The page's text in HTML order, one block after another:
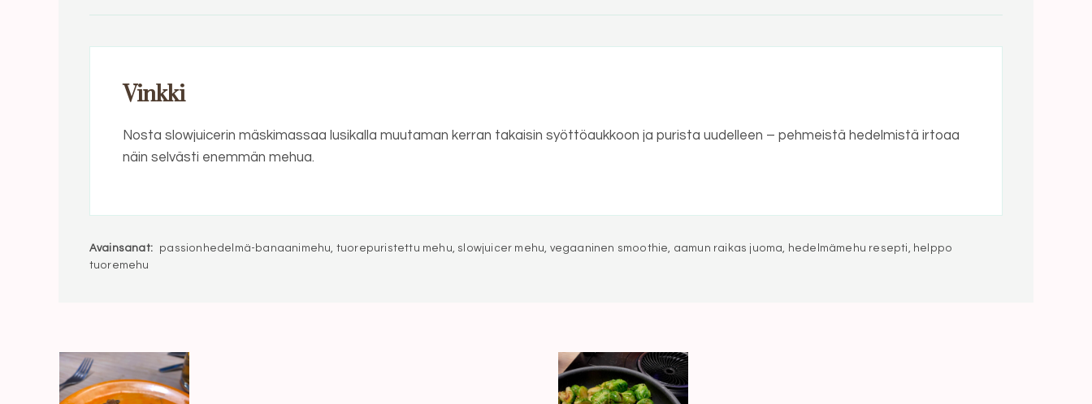
Vinkki
Nosta slowjuicerin mäskimassaa lusikalla muutaman kerran takaisin syöttöaukkoon ja purista uudelleen – pehmeistä hedelmistä irtoaa
näin selvästi enemmän mehua.
Avainsanat:
passionhedelmä-banaanimehu, tuorepuristettu mehu, slowjuicer mehu, vegaaninen smoothie, aamun raikas juoma, hedelmämehu resepti, helppo
tuoremehu